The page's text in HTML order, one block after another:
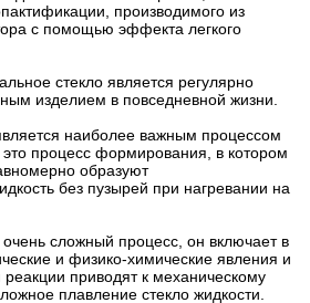
производимого из
с помощью эффекта легкого
стекло является регулярно
изделием в повседневной жизни.
наиболее важным процессом
это процесс формирования, в котором
образуют
без пузырей при нагревании на
сложный процесс, он включает в
и физико-химические явления и
приводят к механическому
плавление стекло жидкости.